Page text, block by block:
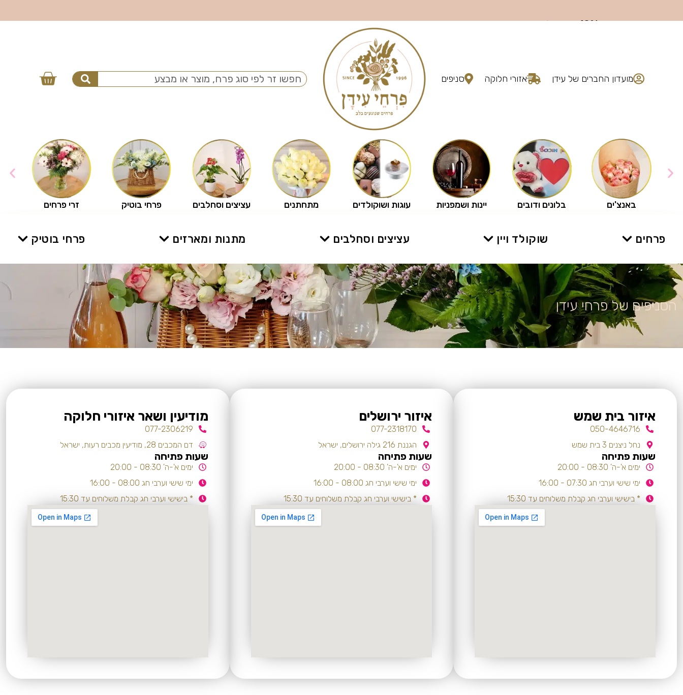
מועדון החברים של עידן אזורי חלוקה סניפים
זרי פרחים פרחי בוטיק עציצים וסחלבים מתחתנים עוגות ושוקולדים יינות ושמפניות בלונים ודובים באנצ'ים
פרחים שוקולד ויין עציצים וסחלבים מתנות ומארזים פרחי בוטיק
הסניפים של פרחי עידן
מודיעין ושאר איזורי חלוקה
077-2306219
דם המכבים 28, מודיעין מכבים רעות, ישראל
שעות פתיחה
ימים א'-ה' 08:30 - 20:00
ימי שישי וערבי חג 08:00 - 16:00
* בישישי וערבי חג קבלת משלוחים עד 15:30
איזור ירושלים
077-2318170
הגננת 216 גילה ירושלים, ישראל
שעות פתיחה
ימים א'-ה' 08:30 - 20:00
ימי שישי וערבי חג 08:00 - 16:00
* בישישי וערבי חג קבלת משלוחים עד 15:30
איזור בית שמש
050-4646716
נחל ניצנים 3 בית שמש
שעות פתיחה
ימים א'-ה' 08:30 - 20:00
ימי שישי וערבי חג 07:30 - 16:00
* בישישי וערבי חג קבלת משלוחים עד 15:30